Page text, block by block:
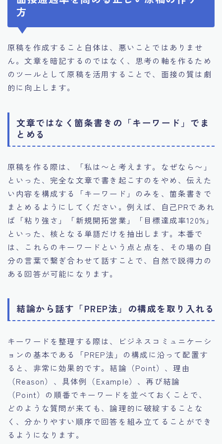
方
原稿を作成すること自体は、悪いことではありませ
ん。文章を暗記するのではなく、思考の軸を作るため
のツールとして原稿を活用することで、面接の質は劇
的に向上します。
文章ではなく箇条書きの「キーワード」でま
とめる
原稿を作る際は、「私は〜と考えます。なぜなら〜」
といった、完全な文章で書き起こすのをやめ、伝えた
い内容を構成する「キーワード」のみを、箇条書きで
まとめるようにしてください。例えば、自己PRであれ
ば「粘り強さ」「新規開拓営業」「目標達成率120%」
といった、核となる単語だけを抽出します。本番で
は、これらのキーワードという点と点を、その場の自
分の言葉で繋ぎ合わせて話すことで、自然で説得力の
ある回答が可能になります。
結論から話す「PREP法」の構成を取り入れる
キーワードを整理する際は、ビジネスコミュニケーシ
ョンの基本である「PREP法」の構成に沿って配置す
ると、非常に効果的です。結論（Point）、理由
（Reason）、具体例（Example）、再び結論
（Point）の順番でキーワードを並べておくことで、
どのような質問が来ても、論理的に破綻することな
く、分かりやすい順序で回答を組み立てることができ
るようになります。